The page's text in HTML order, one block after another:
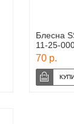
Блесна
11-25-
70 р.